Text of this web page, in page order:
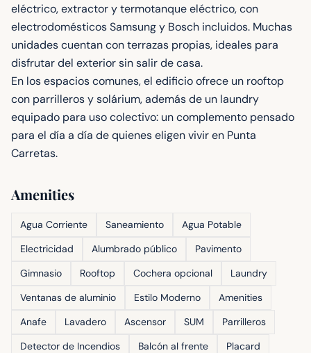
eléctrico, extractor y termotanque eléctrico, con
electrodomésticos Samsung y Bosch incluidos. Muchas
unidades cuentan con terrazas propias, ideales para
disfrutar del exterior sin salir de casa.
En los espacios comunes, el edificio ofrece un rooftop
con parrilleros y solárium, además de un laundry
equipado para uso colectivo: un complemento pensado
para el día a día de quienes eligen vivir en Punta
Carretas.
Amenities
Agua Corriente Saneamiento
Agua Potable
Electricidad
Alumbrado público
Pavimento
Gimnasio
Rooftop Cochera opcional
Laundry
Ventanas de aluminio
Estilo Moderno
Amenities
Anafe
Lavadero Ascensor SUM
Parrilleros
Detector de Incendios
Balcón al frente
Placard